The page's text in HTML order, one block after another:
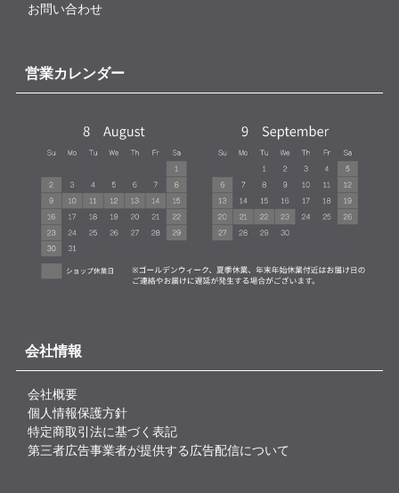
お問い合わせ
営業カレンダー
会社情報
会社概要
個人情報保護方針
特定商取引法に基づく表記
第三者広告事業者が提供する広告配信について